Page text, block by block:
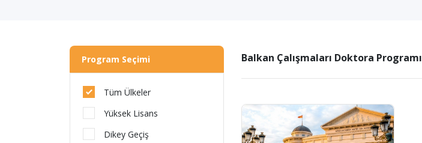
Program Seçimi
Tüm Ülkeler
Yüksek Lisans
Dikey Geçiş
Balkan Çalışmaları Doktora Programı